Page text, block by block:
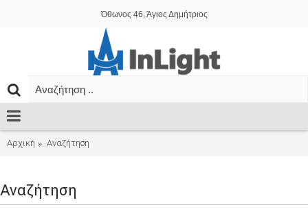
Όθωνος 46, Άγιος Δημήτριος
Αρχική Αναζήτηση
Αναζήτηση